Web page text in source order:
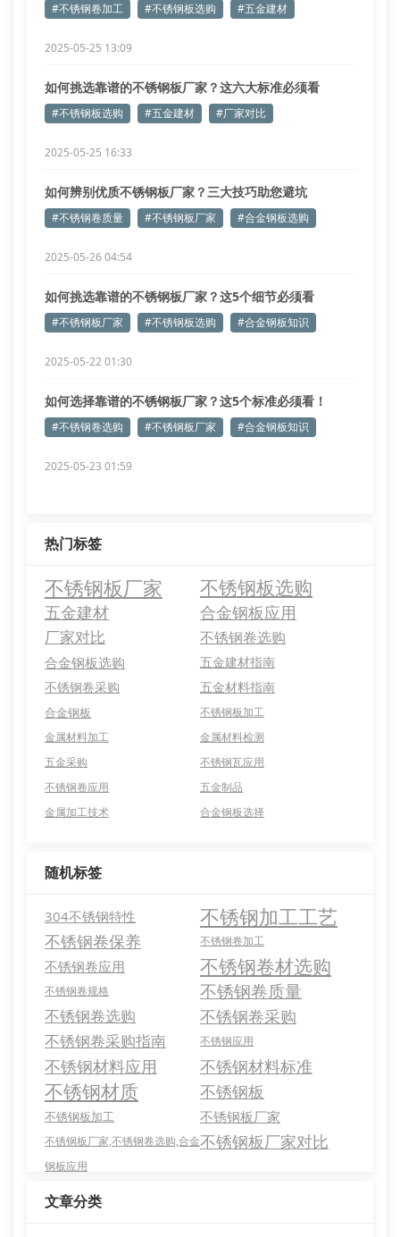
#不锈钢卷加工 #不锈钢板选购 #五金建材
2025-05-25 13:09
如何挑选靠谱的不锈钢板厂家？这六大标准必须看
#不锈钢板选购 #五金建材 #厂家对比
2025-05-25 16:33
如何辨别优质不锈钢板厂家？三大技巧助您避坑
#不锈钢卷质量 #不锈钢板厂家 #合金钢板选购
2025-05-26 04:54
如何挑选靠谱的不锈钢板厂家？这5个细节必须看
#不锈钢板厂家 #不锈钢板选购 #合金钢板知识
2025-05-22 01:30
如何选择靠谱的不锈钢板厂家？这5个标准必须看！
#不锈钢卷选购 #不锈钢板厂家 #合金钢板知识
2025-05-23 01:59
热门标签
不锈钢板厂家 不锈钢板选购
五金建材 合金钢板应用
厂家对比 不锈钢卷选购
合金钢板选购
五金建材指南
不锈钢卷采购
五金材料指南
合金钢板
不锈钢板加工
金属材料加工
金属材料检测
五金采购
不锈钢瓦应用
不锈钢卷应用
五金制品
金属加工技术
合金钢板选择
随机标签
304不锈钢特性 不锈钢加工工艺
不锈钢卷保养 不锈钢卷加工
不锈钢卷应用 不锈钢卷材选购
不锈钢卷规格 不锈钢卷质量
不锈钢卷选购 不锈钢卷采购
不锈钢卷采购指南 不锈钢应用
不锈钢材料应用 不锈钢材料标准
不锈钢材质 不锈钢板
不锈钢板加工 不锈钢板厂家
不锈钢板厂家,不锈钢卷选购,合金
钢板应用
不锈钢板厂家对比
文章分类